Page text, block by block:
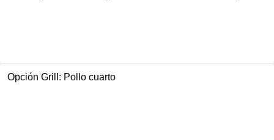
Opción Grill: Pollo cuarto